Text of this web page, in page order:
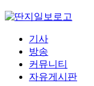
기사
방송
커뮤니티
자유게시판